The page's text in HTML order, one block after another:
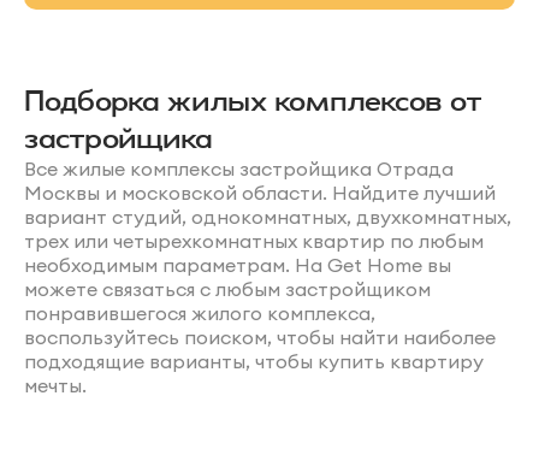
Подборка жилых комплексов от
застройщика
Все жилые комплексы застройщика Отрада
Москвы и московской области. Найдите лучший
вариант студий, однокомнатных, двухкомнатных,
трех или четырехкомнатных квартир по любым
необходимым параметрам. На Get Home вы
можете связаться с любым застройщиком
понравившегося жилого комплекса,
воспользуйтесь поиском, чтобы найти наиболее
подходящие варианты, чтобы купить квартиру
мечты.